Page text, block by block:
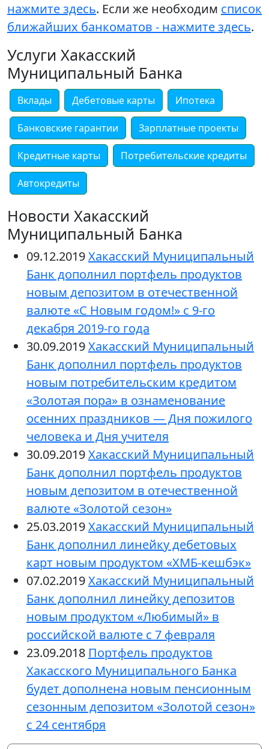
нажмите здесь. Если же необходим список
ближайших банкоматов - нажмите здесь.
Услуги Хакасский
Муниципальный Банка
Вклады Дебетовые карты Ипотека
Банковские гарантии Зарплатные проекты
Кредитные карты Потребительские кредиты
Автокредиты
Новости Хакасский
Муниципальный Банка
09.12.2019Хакасский Муниципальный
Банк дополнил портфель продуктов
новым депозитом в отечественной
валюте «С Новым годом!» с 9-го
декабря 2019-го года
30.09.2019Хакасский Муниципальный
Банк дополнил портфель продуктов
новым потребительским кредитом
«Золотая пора» в ознаменование
осенних праздников — Дня пожилого
человека и Дня учителя
30.09.2019Хакасский Муниципальный
Банк дополнил портфель продуктов
новым депозитом в отечественной
валюте «Золотой сезон»
25.03.2019Хакасский Муниципальный
Банк дополнил линейку дебетовых
карт новым продуктом «ХМБ-кешбэк»
07.02.2019Хакасский Муниципальный
Банк дополнил линейку депозитов
новым продуктом «Любимый» в
российской валюте с 7 февраля
23.09.2018 Портфель продуктов
Хакасского Муниципального Банка
будет дополнена новым пенсионным
сезонным депозитом «Золотой сезон»
с 24 сентября